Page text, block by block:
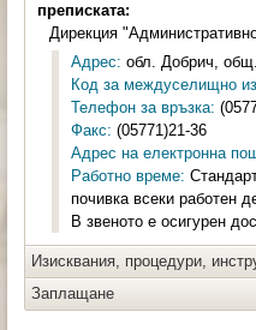
преписката:
Дирекция
Адрес: обл. Добрич,
Код за междуселищно
Телефон за връзка:
Факс: (05771)21-36
Адрес на електронна
Работно време:
почивка всеки работен
В звеното е осигурен
Изисквания, процедури,
Заплащане